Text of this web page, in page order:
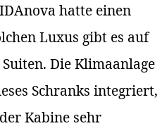
hatte einen
Luxus gibt es auf
Die Klimaanlage
Schranks integriert,
Kabine sehr